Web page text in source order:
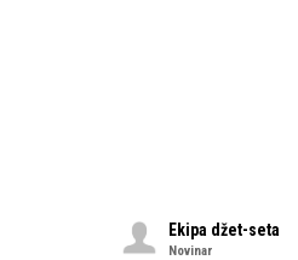
Ekipa džet-seta
Novinar